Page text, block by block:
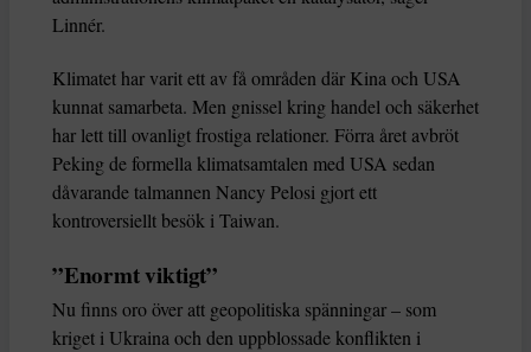
Linnér.
Klimatet har varit ett av få områden där Kina och USA
kunnat samarbeta. Men gnissel kring handel och säkerhet
har lett till ovanligt frostiga relationer. Förra året avbröt
Peking de formella klimatsamtalen med USA sedan
dåvarande talmannen Nancy Pelosi gjort ett
kontroversiellt besök i Taiwan.
”Enormt viktigt”
Nu finns oro över att geopolitiska spänningar – som
kriget i Ukraina och den uppblossade konflikten i